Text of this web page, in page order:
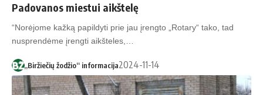
Padovanos miestui aikštelę
“Norėjome kažką papildyti prie jau įrengto „Rotary“ tako, tad
nusprendėme įrengti aikšteles,…
„Biržiečių žodžio“ informacija2024-11-14